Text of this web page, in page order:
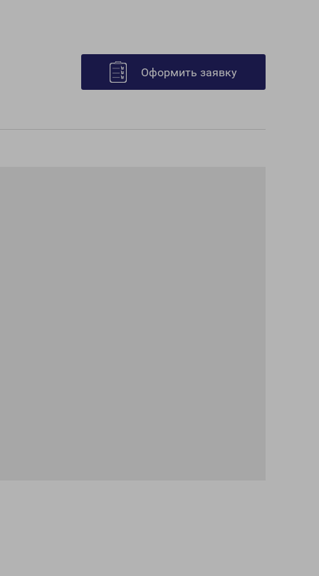
Оформить заявку